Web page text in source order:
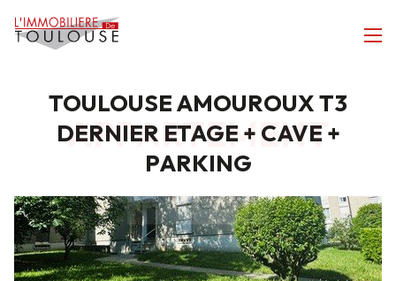
TOULOUSE AMOUROUX T3
DERNIER ETAGE + CAVE +
PARKING
APPARTEMENT